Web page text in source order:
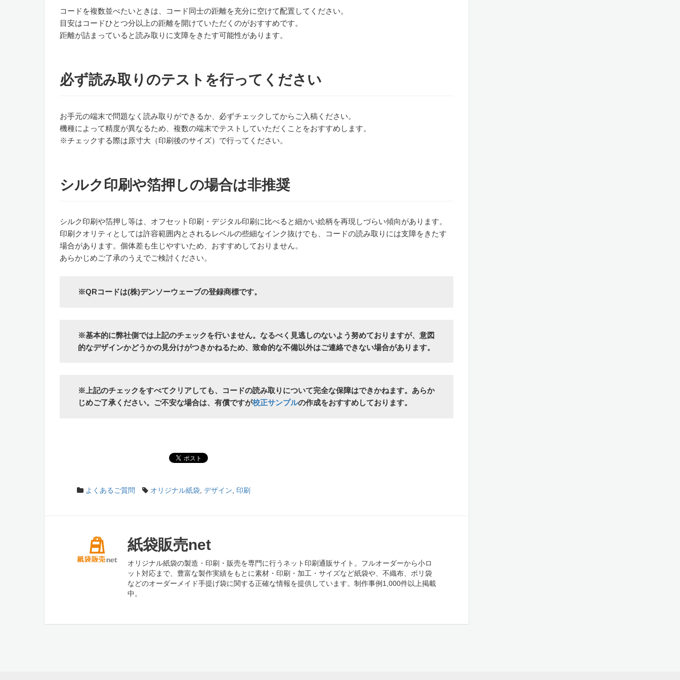
コードを複数並べたいときは、コード同士の距離を充分に空けて配置してください。
目安はコードひとつ分以上の距離を開けていただくのがおすすめです。
距離が詰まっていると読み取りに支障をきたす可能性があります。
必ず読み取りのテストを行ってください
お手元の端末で問題なく読み取りができるか、必ずチェックしてからご入稿ください。
機種によって精度が異なるため、複数の端末でテストしていただくことをおすすめします。
※チェックする際は原寸大（印刷後のサイズ）で行ってください。
シルク印刷や箔押しの場合は非推奨
シルク印刷や箔押し等は、オフセット印刷・デジタル印刷に比べると細かい絵柄を再現しづらい傾向があります。
印刷クオリティとしては許容範囲内とされるレベルの些細なインク抜けでも、コードの読み取りには支障をきたす
場合があります。個体差も生じやすいため、おすすめしておりません。
あらかじめご了承のうえでご検討ください。
※QRコードは(株)デンソーウェーブの登録商標です。
※基本的に弊社側では上記のチェックを行いません。なるべく見逃しのないよう努めておりますが、意図
的なデザインかどうかの見分けがつきかねるため、致命的な不備以外はご連絡できない場合があります。
※上記のチェックをすべてクリアしても、コードの読み取りについて完全な保障はできかねます。あらか
じめご了承ください。ご不安な場合は、有償ですが校正サンプルの作成をおすすめしております。
よくあるご質問 オリジナル紙袋 デザイン 印刷
紙袋販売net
オリジナル紙袋の製造・印刷・販売を専門に行うネット印刷通販サイト。フルオーダーから小ロ
ット対応まで、豊富な製作実績をもとに素材・印刷・加工・サイズなど紙袋や、不織布、ポリ袋
などのオーダーメイド手提げ袋に関する正確な情報を提供しています。制作事例1,000件以上掲載
中。